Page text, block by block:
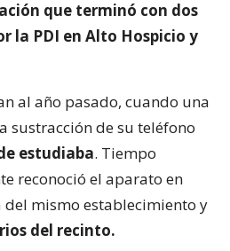
que terminó con dos
la PDI en Alto Hospicio y
al año pasado, cuando una
sustracción de su teléfono
estudiaba. Tiempo
reconoció el aparato en
mismo establecimiento y
del recinto.